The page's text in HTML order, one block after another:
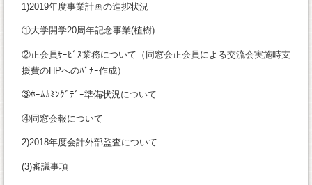
1)2019年度事業計画の進捗状況
①大学開学20周年記念事業(植樹)
②正会員ｻｰﾋﾞｽ業務について（同窓会正会員による交流会実施時支
援費のHPへのﾊﾞﾅｰ作成）
③ﾎｰﾑｶﾐﾝｸﾞﾃﾞｰ準備状況について
④同窓会報について
2)2018年度会計外部監査について
(3)審議事項